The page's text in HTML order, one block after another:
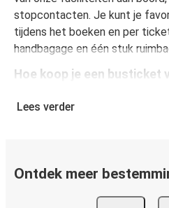
stopcontacten. Je kunt je
tijdens het boeken en per
handbagage en één stuk
Hoe koop je een busticket
Toppo online koopt, kun je
creditcard, Paypal, Google en
contant betalen op sommige
Lees verder
Ontdek meer